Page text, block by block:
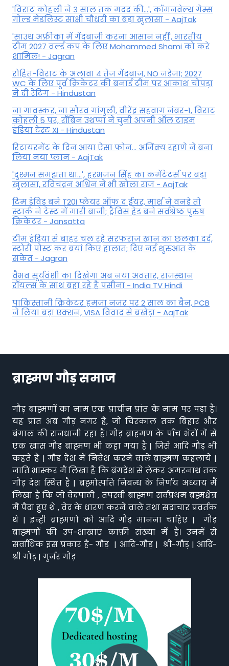
'विराट कोहली ने 3 साल तक मदद की...', कॉमनवेल्थ गेम्स
गोल्ड मेडलिस्ट साक्षी चौधरी का बड़ा खुलासा - AajTak
'साउथ अफ्रीका में गेंदबाजी करना आसान नहीं', भारतीय
टीम 2027 वर्ल्‍ड कप के लिए Mohammed Shami को करे
शामिल! - Jagran
रोहित-विराट के अलावा 4 तेज गेंदबाज, NO जडेजा; 2027
WC के लिए पूर्व क्रिकेटर की बनाई टीम पर आकाश चोपड़ा
ने दी रेटिंग - Hindustan
ना गावस्कर, ना सौरव गांगुली, वीरेंद्र सहवाग नंबर-1, विराट
कोहली 5 पर, रॉबिन उथप्पा ने चुनी अपनी ऑल टाइम
इंडिया टेस्ट XI - Hindustan
रिटायरमेंट के दिन आया ऐसा फोन... अजिंक्य रहाणे ने बना
लिया नया प्लान - AajTak
'दुश्मन समझता था...', हरभजन सिंह का कमेंटेटर्स पर बड़ा
खुलासा, रव‍िचंद्रन अश्विन ने भी खोला राज - AajTak
टिम डेविड बने T20I प्लेयर ऑफ द ईयर, मार्श ने वनडे तो
स्टार्क ने टेस्ट में मारी बाजी; ट्रैविस हेड बने सर्वश्रेष्ठ पुरुष
क्रिकेटर - Jansatta
टीम इंडिया से बाहर चल रहे सरफराज खान का छलका दर्द,
स्टोरी पोस्ट कर बयां किए हालात; दिए नई शुरुआत के
संकेत - Jagran
वैभव सूर्यवंशी का दिखेगा अब नया अवतार, राजस्थान
रॉयल्स के साथ बहा रहे हैं पसीना - India TV Hindi
पाकिस्तानी क्रिकेटर हमजा नजर पर 2 साल का बैन, PCB
ने ल‍िया बड़ा एक्शन, VISA व‍िवाद से बखेड़ा - AajTak
ब्राह्मण गौड़ समाज
गौड़ ब्राह्मणों का नाम एक प्राचीन प्रांत के नाम पर पड़ा है।
यह प्रांत अब गौड़ नगर है, जो चिरकाल तक बिहार और
बंगाल की राजधानी रहा है। गौड़ ब्राहमण के पाँच भेदों में से
एक खास गौड़ ब्राह्मण भी कहा गया है | जिसे आदि गौड़ भी
कहते हैं | गौड़ देश में निवेश करने वाले ब्राह्मण कहलाये |
जाति भास्कर मैं लिखा है कि बंगदेश से लेकर अमरनाथ तक
गौड़ देश स्थित है | ब्रह्मोत्पत्ति निबन्ध के निर्णय अध्याय मैं
लिखा है कि जो वेदपाठी , तपस्वी ब्राह्मण सर्वप्रथम ब्रह्मक्षेत्र
मैं पैदा हुए थे , वेद के धारण करने वाले तथा सदाचार प्रवर्तक
थे | इन्ही ब्राह्मणो को आदि गौड़ मानना चाहिए | गौड़
ब्राह्मणों की उप-शाखाएं काफ़ी संख्या में हैं। उनमें से
सर्वाधिक इस प्रकार हैं- गौड़ | आदि-गौड़ | श्री-गौड़ | आदि-
श्री गौड़ | गुर्जर गौड़